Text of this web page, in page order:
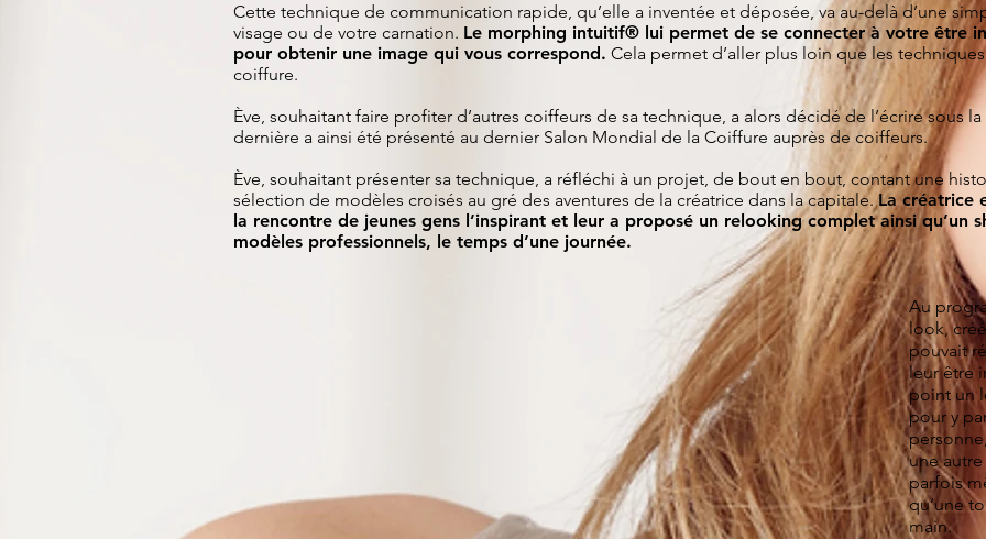
Cette technique de communication rapide, qu’elle a inventée et déposée, va au-delà d’une
visage ou de votre carnation. Le morphing intuitif® lui permet de se connecter à votre être
pour obtenir une image qui vous correspond. Cela permet d’aller plus loin que les
coiffure.
Ève, souhaitant faire profiter d’autres coiffeurs de sa technique, a alors décidé de l’écrire sous
dernière a ainsi été présenté au dernier Salon Mondial de la Coiffure auprès de coiffeurs.
Ève, souhaitant présenter sa technique, a réfléchi à un projet, de bout en bout, contant une
sélection de modèles croisés au gré des aventures de la créatrice dans la capitale.La créatrice
la rencontre de jeunes gens l’inspirant et leur a proposé un relooking complet ainsi qu’un
modèles professionnels, le temps d’une journée.
Au
look,
pouvait
leur être
point un
pour y
une
parfois
qu’une
main.